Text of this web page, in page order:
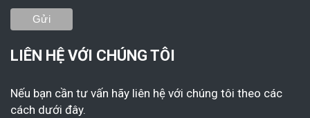
LIÊN HỆ VỚI CHÚNG TÔI
Nếu bạn cần tư vấn hãy liên hệ với chúng tôi theo các
cách dưới đây.